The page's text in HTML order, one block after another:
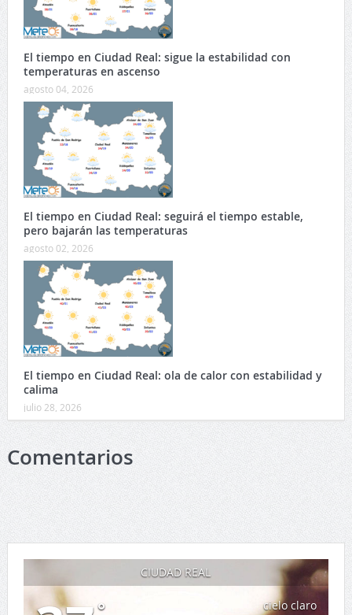
El tiempo en Ciudad Real: sigue la estabilidad con
temperaturas en ascenso
agosto 04, 2026
El tiempo en Ciudad Real: seguirá el tiempo estable,
pero bajarán las temperaturas
agosto 02, 2026
El tiempo en Ciudad Real: ola de calor con estabilidad y
calima
julio 28, 2026
Comentarios
CIUDAD REAL
cielo claro